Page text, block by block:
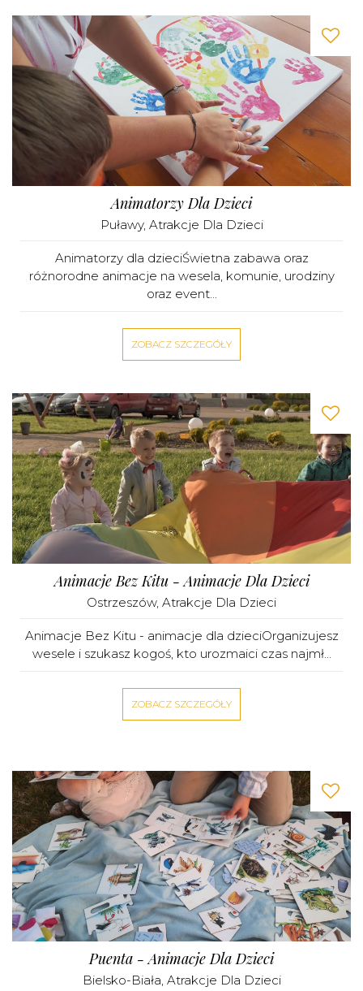
Animatorzy Dla Dzieci
Puławy, Atrakcje Dla Dzieci
Animatorzy dla dzieciŚwietna zabawa oraz
różnorodne animacje na wesela, komunie, urodziny
oraz event...
ZOBACZ SZCZEGÓŁY
Animacje Bez Kitu - Animacje Dla Dzieci
Ostrzeszów, Atrakcje Dla Dzieci
Animacje Bez Kitu - animacje dla dzieciOrganizujesz
wesele i szukasz kogoś, kto urozmaici czas najmł...
ZOBACZ SZCZEGÓŁY
Puenta - Animacje Dla Dzieci
Bielsko-Biała Atrakcje Dla Dzieci